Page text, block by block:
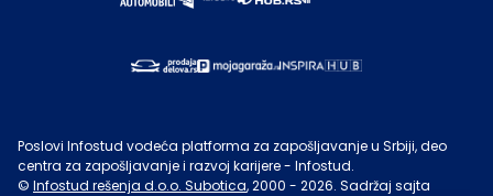
Poslovi Infostud vodeća platforma za zapošljavanje u Srbiji, deo
centra za zapošljavanje i razvoj karijere - Infostud.
© Infostud rešenja d.o.o. Subotica, 2000 - 2026. Sadržaj sajta